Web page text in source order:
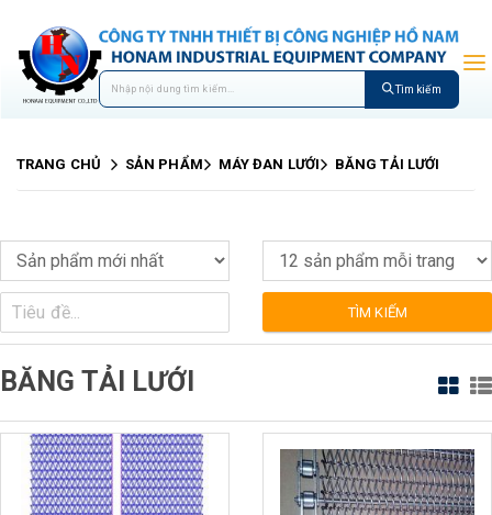
Tìm kiếm
TRANG CHỦ SẢN PHẨM MÁY ĐAN LƯỚI BĂNG TẢI LƯỚI
TÌM KIẾM
BĂNG TẢI LƯỚI